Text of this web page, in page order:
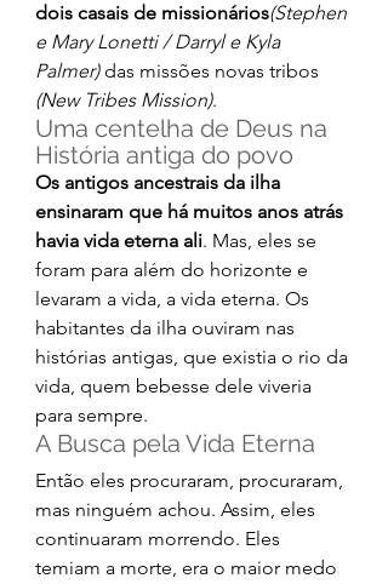
dois casais de missionários(Stephen
e Mary Lonetti / Darryl e Kyla
Palmer) das missões novas tribos
(New Tribes Mission).
Uma centelha de Deus na
História antiga do povo
Os antigos ancestrais da ilha
ensinaram que há muitos anos atrás
havia vida eterna ali. Mas, eles se
foram para além do horizonte e
levaram a vida, a vida eterna. Os
habitantes da ilha ouviram nas
histórias antigas, que existia o rio da
vida, quem bebesse dele viveria
para sempre.
A Busca pela Vida Eterna
Então eles procuraram, procuraram,
mas ninguém achou. Assim, eles
continuaram morrendo. Eles
temiam a morte, era o maior medo